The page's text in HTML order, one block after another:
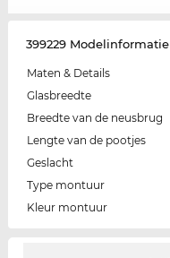
399229 Modelinformatie
Maten & Details
Glasbreedte
Breedte van de neusbrug
Lengte van de pootjes
Geslacht
Type montuur
Kleur montuur